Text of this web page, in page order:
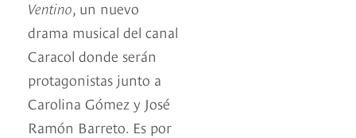
Ventino , un nuevo
drama musical del canal
Caracol donde serán
protagonistas junto a
Carolina Gómez y José
Ramón Barreto. Es por